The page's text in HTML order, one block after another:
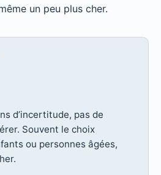
un peu plus cher.
d’incertitude, pas de
Souvent le choix
ou personnes âgées,